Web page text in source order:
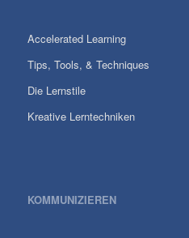
Accelerated Learning
Tips, Tools, & Techniques
Die Lernstile
Kreative Lerntechniken
KOMMUNIZIEREN